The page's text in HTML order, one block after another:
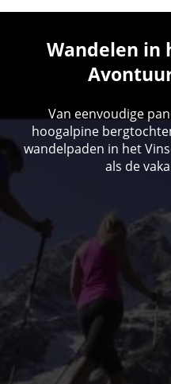
Wandelen in
Van eenvoudige
hoogalpine
wandelpaden in het
als de